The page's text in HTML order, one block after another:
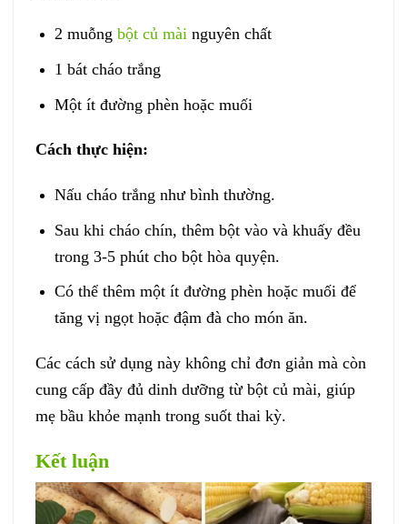
2 muỗng bột củ màinguyên chất
1 bát cháo trắng
Một ít đường phèn hoặc muối
Cách thực hiện:
Nấu cháo trắng như bình thường.
Sau khi cháo chín, thêm bột vào và khuấy đều
trong 3-5 phút cho bột hòa quyện.
Có thể thêm một ít đường phèn hoặc muối để
tăng vị ngọt hoặc đậm đà cho món ăn.
Các cách sử dụng này không chỉ đơn giản mà còn
cung cấp đầy đủ dinh dưỡng từ bột củ mài, giúp
mẹ bầu khỏe mạnh trong suốt thai kỳ.
Kết luận